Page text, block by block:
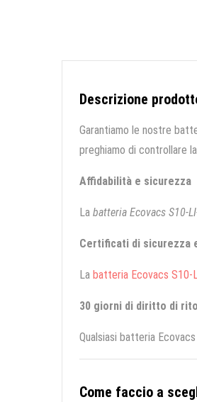
Descrizione
Garantiamo le nostre
preghiamo di controllare
Affidabilità e sicurezza
La batteria Ecovacs S10-
Certificati di sicurezza
La batteria Ecovacs S10-
30 giorni di diritto di
Qualsiasi batteria
Come faccio a